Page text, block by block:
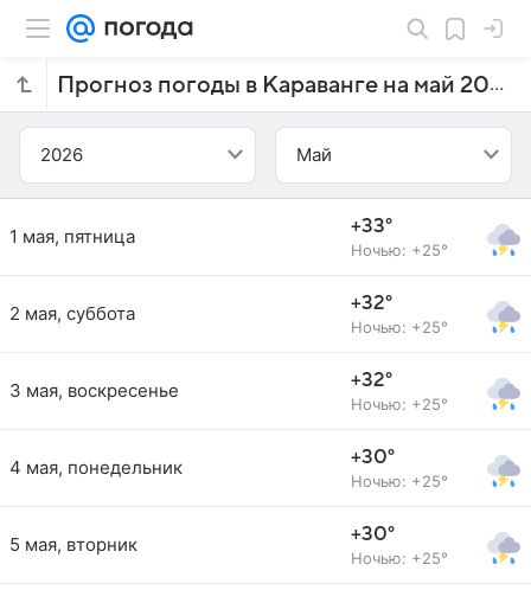
Прогноз погоды в Караванге на май 2026 года
2026 Май
1 мая, пятница +33°
Ночью: +25°
2 мая, суббота +32°
Ночью: +25°
3 мая, воскресенье +32°
Ночью: +25°
4 мая, понедельник +30°
Ночью: +25°
5 мая, вторник +30°
Ночью: +25°